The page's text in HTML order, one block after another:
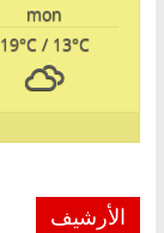
mon
19°C/ 13°C
الأرشيف